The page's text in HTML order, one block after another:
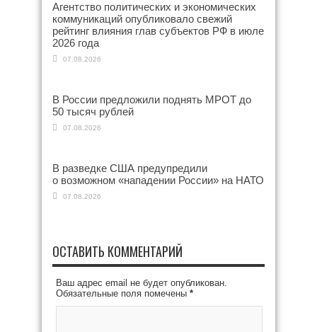
Агентство политических и экономических
коммуникаций опубликовало свежий
рейтинг влияния глав субъектов РФ в июле
2026 года
07.08.2026
В России предложили поднять МРОТ до
50 тысяч рублей
07.08.2026
В разведке США предупредили
о возможном «нападении России» на НАТО
07.08.2026
ОСТАВИТЬ КОММЕНТАРИЙ
Ваш адрес email не будет опубликован.
Обязательные поля помечены *